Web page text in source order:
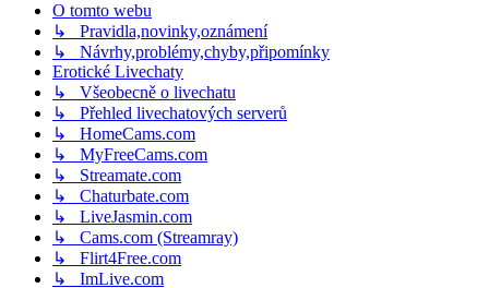
O tomto webu
↳ Pravidla,novinky,oznámení
↳ Návrhy,problémy,chyby,připomínky
Erotické Livechaty
↳ Všeobecně o livechatu
↳ Přehled livechatových serverů
↳ HomeCams.com
↳ MyFreeCams.com
↳ Streamate.com
↳ Chaturbate.com
↳ LiveJasmin.com
↳ Cams.com (Streamray)
↳ Flirt4Free.com
↳ ImLive.com